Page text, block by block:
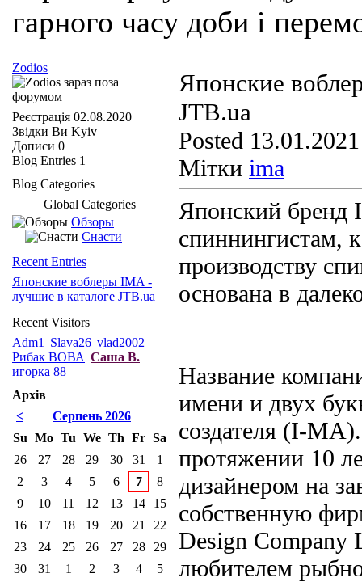
гарного часу доби і
Японские
JTB.ua
Posted
Мітки ima
Японский бренд
спиннингистам,
производству
основана в
Название
имени и двух
создателя (I-
протяжении 10
дизайнером на
собственную
Design Company
любителем
Zodios
Реєстрація 02.08.2020
Звідки Ви Kyiv
Дописи 0
Blog Entries 1
Blog Categories
Global Categories
Обзоры
Снасти
Recent Entries
Японские воблеры IMA -
лучшие в каталоге JTB.ua
Recent Visitors
Adm1
Slava26 vlad2002
Рибак ВОВА Саша В.
игорка 88
Архів
<
Серпень 2026
Su Mo Tu We Th Fr Sa
26
27 28 29 30 31
1
2
3 4 5 6 7
8
9
10 11 12 13 14
15
16
17 18 19 20 21
22
23
24 25 26 27 28
29
30
31 1 2 3 4 5